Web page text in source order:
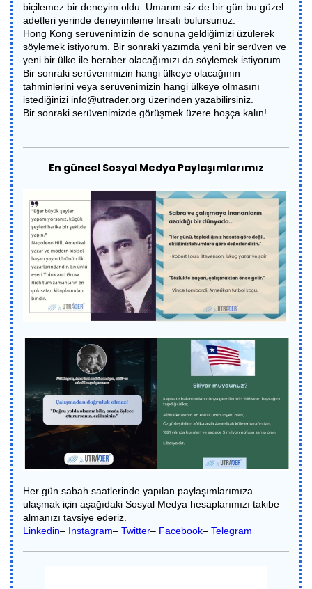
biçilemez bir deneyim oldu. Umarım siz de bir gün bu güzel
adetleri yerinde deneyimleme fırsatı bulursunuz.
Hong Kong serüvenimizin de sonuna geldiğimizi üzülerek
söylemek istiyorum. Bir sonraki yazımda yeni bir serüven ve
yeni bir ülke ile beraber olacağımızı da söylemek istiyorum.
Bir sonraki serüvenimizin hangi ülkeye olacağının
tahminlerini veya serüvenimizin hangi ülkeye olmasını
istediğinizi info@utrader.org üzerinden yazabilirsiniz.
Bir sonraki serüvenimizde görüşmek üzere hoşça kalın!
En güncel Sosyal Medya Paylaşımlarımız
Her gün sabah saatlerinde yapılan paylaşımlarımıza
ulaşmak için aşağıdaki Sosyal Medya hesaplarımızı takibe
almanızı tavsiye ederiz.
Linkedin– Instagram– Twitter– Facebook– Telegram